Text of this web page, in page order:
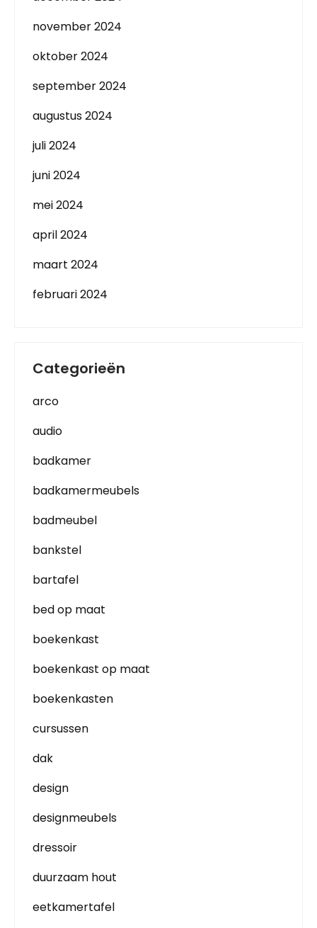
november 2024
oktober 2024
september 2024
augustus 2024
juli 2024
juni 2024
mei 2024
april 2024
maart 2024
februari 2024
Categorieën
arco
audio
badkamer
badkamermeubels
badmeubel
bankstel
bartafel
bed op maat
boekenkast
boekenkast op maat
boekenkasten
cursussen
dak
design
designmeubels
dressoir
duurzaam hout
eetkamertafel